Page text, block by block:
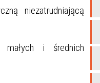
niezatrudniającą
małych i średnich